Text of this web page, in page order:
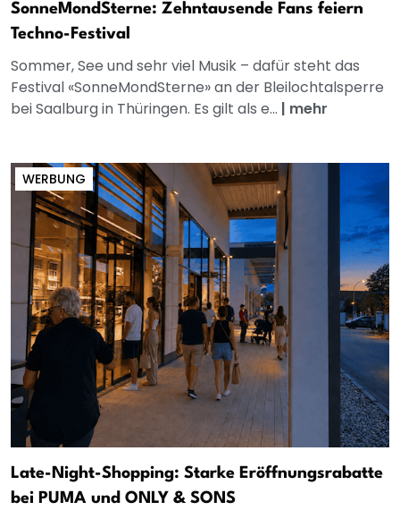
SonneMondSterne: Zehntausende Fans feiern
Techno-Festival
Sommer, See und sehr viel Musik – dafür steht das
Festival «SonneMondSterne» an der Bleilochtalsperre
bei Saalburg in Thüringen. Es gilt als e... | mehr
WERBUNG
Late-Night-Shopping: Starke Eröffnungsrabatte
bei PUMA und ONLY & SONS